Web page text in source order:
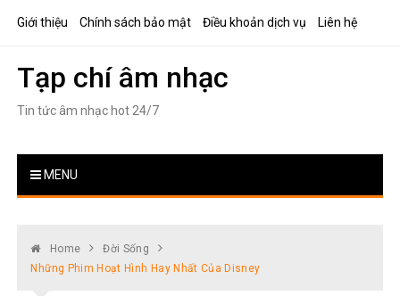
Giới thiệu Chính sách bảo mật Điều khoản dịch vụ Liên hệ
Tạp chí âm nhạc
Tin tức âm nhạc hot 24/7
MENU
Home
Đời Sống
Những Phim Hoạt Hình Hay Nhất Của Disney